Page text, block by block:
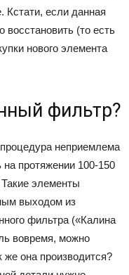
Кстати, если данная
восстановить (то есть
нового элемента
фильтр?
неприемлема
протяжении 100-150
элементы
выходом из
фильтра («Калина
вовремя, можно
же она производится?